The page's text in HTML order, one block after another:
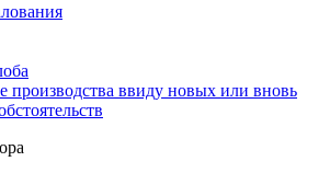
производства ввиду новых или вновь